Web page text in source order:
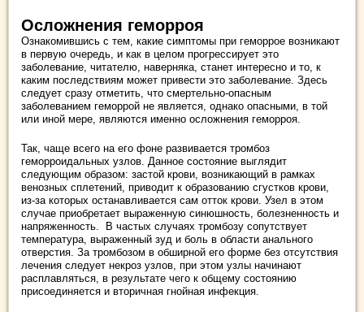
Осложнения геморроя
Ознакомившись с тем, какие симптомы при геморрое возникают
в первую очередь, и как в целом прогрессирует это
заболевание, читателю, наверняка, станет интересно и то, к
каким последствиям может привести это заболевание. Здесь
следует сразу отметить, что смертельно-опасным
заболеванием геморрой не является, однако опасными, в той
или иной мере, являются именно осложнения геморроя.
Так, чаще всего на его фоне развивается тромбоз
геморроидальных узлов. Данное состояние выглядит
следующим образом: застой крови, возникающий в рамках
венозных сплетений, приводит к образованию сгустков крови,
из-за которых останавливается сам отток крови. Узел в этом
случае приобретает выраженную синюшность, болезненность и
напряженность. В частых случаях тромбозу сопутствует
температура, выраженный зуд и боль в области анального
отверстия. За тромбозом в обширной его форме без отсутствия
лечения следует некроз узлов, при этом узлы начинают
расплавляться, в результате чего к общему состоянию
присоединяется и вторичная гнойная инфекция.